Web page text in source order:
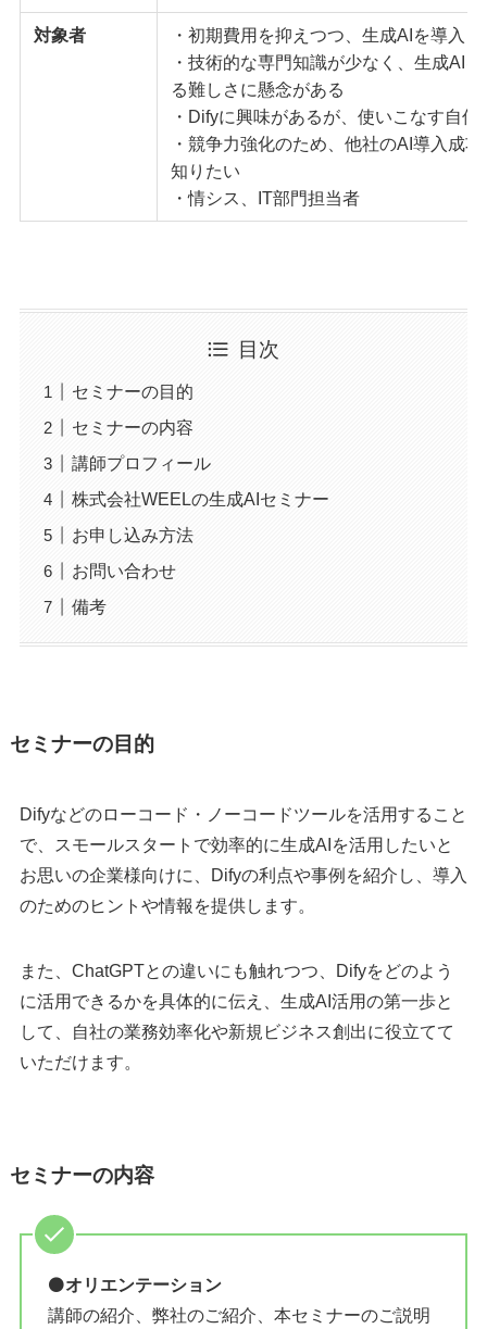
対象者
・初期費用を抑えつつ、生成AIを導入し
・技術的な専門知識が少なく、生成AI
る難しさに懸念がある
・Difyに興味があるが、使いこなす自信
・競争力強化のため、他社のAI導入成
知りたい
・情シス、IT部門担当者
目次
セミナーの目的
セミナーの内容
講師プロフィール
株式会社WEELの生成AIセミナー
お申し込み方法
お問い合わせ
備考
セミナーの目的
Difyなどのローコード・ノーコードツールを活用すること
で、スモールスタートで効率的に生成AIを活用したいと
お思いの企業様向けに、Difyの利点や事例を紹介し、導入
のためのヒントや情報を提供します。
また、ChatGPTとの違いにも触れつつ、Difyをどのよう
に活用できるかを具体的に伝え、生成AI活用の第一歩と
して、自社の業務効率化や新規ビジネス創出に役立てて
いただけます。
セミナーの内容
⚫️オリエンテーション
講師の紹介、弊社のご紹介、本セミナーのご説明